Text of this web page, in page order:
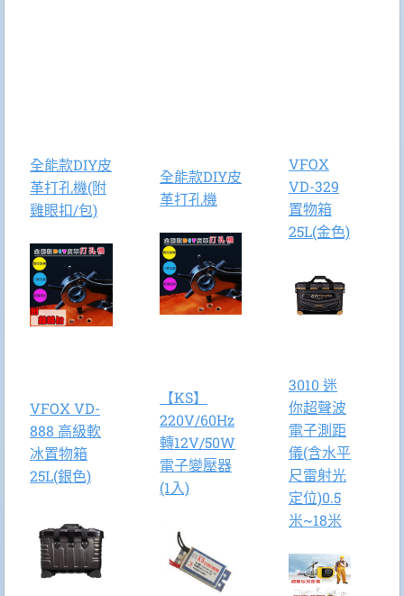
全能款DIY皮
革打孔機(附
雞眼扣/包)
全能款DIY皮
革打孔機
VFOX
VD-329
置物箱
25L(金色)
VFOX VD-
888 高級軟
冰置物箱
25L(銀色)
【KS】
220V/60Hz
轉12V/50W
電子變壓器
(1入)
3010 迷
你超聲波
電子測距
儀(含水平
尺雷射光
定位)0.5
米~18米